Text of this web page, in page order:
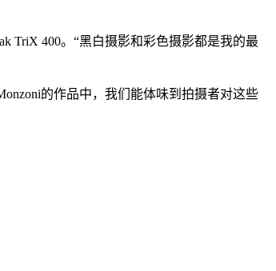
TriX 400。“黑白摄影和彩色摄影都是我的最
的作品中，我们能体味到拍摄者对这些